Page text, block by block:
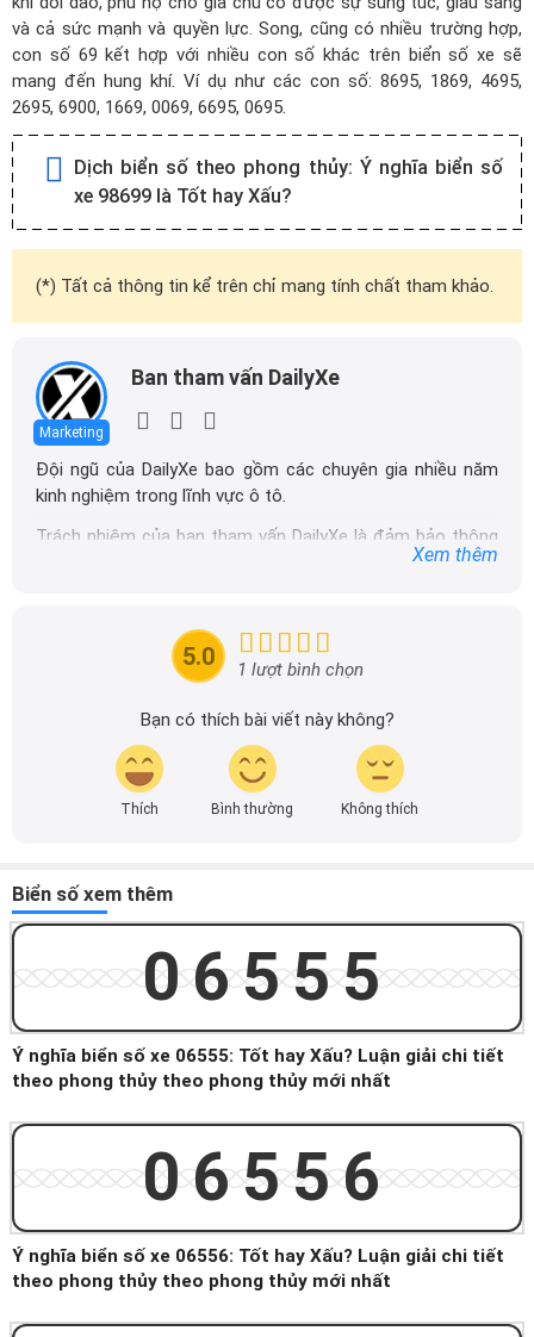
và cả sức mạnh và quyền lực. Song, cũng có nhiều trường hợp,
con số 69 kết hợp với nhiều con số khác trên biển số xe sẽ
mang đến hung khí. Ví dụ như các con số: 8695, 1869, 4695,
2695, 6900, 1669, 0069, 6695, 0695.
Dịch biển số theo phong thủy: Ý nghĩa biển số
xe 98699 là Tốt hay Xấu?
(*) Tất cả thông tin kể trên chỉ mang tính chất tham khảo.
Marketing
Ban tham vấn DailyXe
Đội ngũ của DailyXe bao gồm các chuyên gia nhiều năm
kinh nghiệm trong lĩnh vực ô tô.
Trách nhiệm của ban tham vấn DailyXe là đảm bảo thông
tin chính xác được đăng tải trên dailyxe.com.vn, thường
tin nhanh chóng và dễ dàng hơn.
Xem thêm
5.0 1 lượt bình chọn
Bạn có thích bài viết này không?
Thích Bình thường Không thích
Biển số xem thêm
06555
Ý nghĩa biển số xe 06555: Tốt hay Xấu? Luận giải chi tiết
theo phong thủy theo phong thủy mới nhất
06556
Ý nghĩa biển số xe 06556: Tốt hay Xấu? Luận giải chi tiết
theo phong thủy theo phong thủy mới nhất